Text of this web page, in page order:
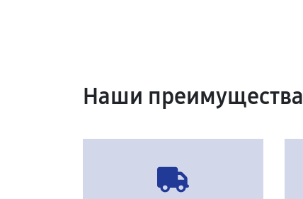
Наши преимущества